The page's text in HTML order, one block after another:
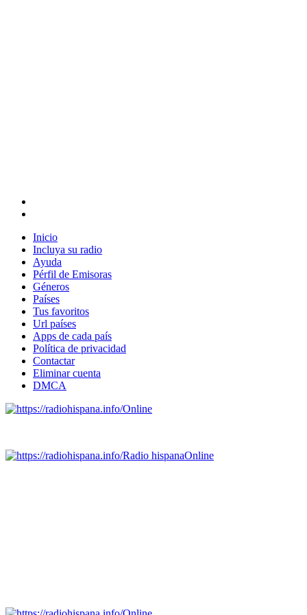
Inicio
Incluya su radio
Ayuda
Pérfil de Emisoras
Géneros
Países
Tus favoritos
Url países
Apps de cada país
Política de privacidad
Contactar
Eliminar cuenta
DMCA
Online
Radio hispanaOnline